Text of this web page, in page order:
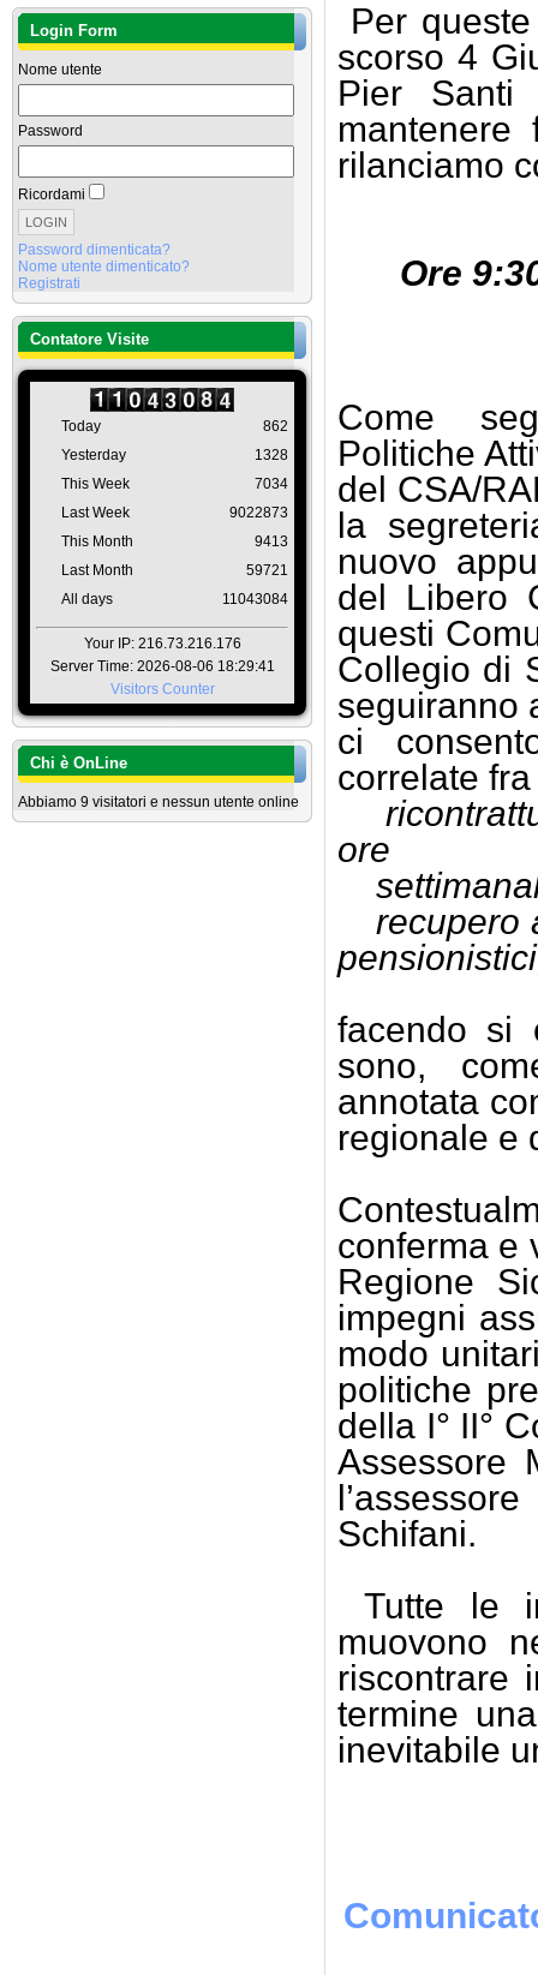
Login Form
Nome utente
Password
Ricordami
Password dimenticata?
Nome utente dimenticato?
Registrati
Contatore Visite
Today
Yesterday
This Week
Last Week
This Month
Last Month
All days
862
1328
7034
9022873
9413
59721
11043084
Your IP: 216.73.216.176
Server Time: 2026-08-06 18:29:41
Visitors Counter
Chi è OnLine
Abbiamo 9 visitatori e nessun utente online
Per
scorso 4
Pier Santi
rilanciamo
Ore
Come
Politiche
del CSA/
la
nuovo
del Libero
questi
Collegio di
seguiranno
ci
correlate
ore
recupero
facendo si
sono,
annotata
regionale e
conferma e
Regione
impegni
modo
politiche
della I° II°
Assessore
Schifani.
Tutte le
muovono
riscontrare
termine
inevitabile